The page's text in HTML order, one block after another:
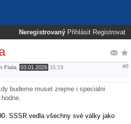
Neregistrovaný Přihlásit Registrovat
Fiala 03.01.2026 15:19 #8
budeme muset zrejme i specialni
SSSR vedla všechny své války jako